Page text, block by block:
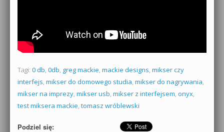
Tagi: 0 db, 0db, greg mackie, mackie designs, mikser czy
interfejs, mikser do domowego studia, mikser do nagrywania,
mikser na imprezy, mikser usb, mikser z interfejsem, onyx,
test miksera mackie, tomasz wróblewski
Podziel się: